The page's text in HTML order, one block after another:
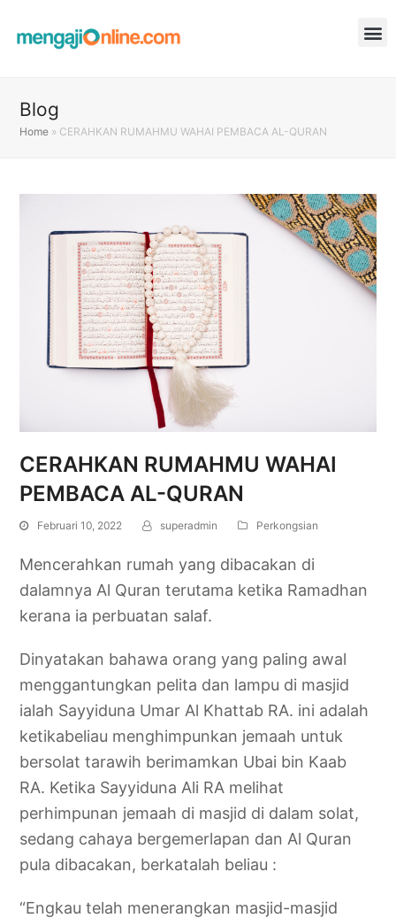
Blog
Home » CERAHKAN RUMAHMU WAHAI PEMBACA AL-QURAN
CERAHKAN RUMAHMU WAHAI
PEMBACA AL-QURAN
Februari 10, 2022 superadmin Perkongsian
Mencerahkan rumah yang dibacakan di
dalamnya Al Quran terutama ketika Ramadhan
kerana ia perbuatan salaf.
Dinyatakan bahawa orang yang paling awal
menggantungkan pelita dan lampu di masjid
ialah Sayyiduna Umar Al Khattab RA. ini adalah
ketikabeliau menghimpunkan jemaah untuk
bersolat tarawih berimamkan Ubai bin Kaab
RA. Ketika Sayyiduna Ali RA melihat
perhimpunan jemaah di masjid di dalam solat,
sedang cahaya bergemerlapan dan Al Quran
pula dibacakan, berkatalah beliau :
“Engkau telah menerangkan masjid-masjid